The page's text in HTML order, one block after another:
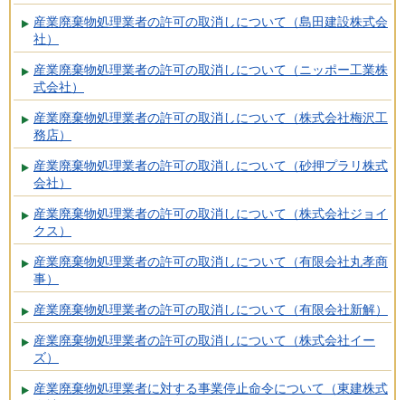
産業廃棄物処理業者の許可の取消しについて（島田建設株式会
社）
産業廃棄物処理業者の許可の取消しについて（ニッポー工業株
式会社）
産業廃棄物処理業者の許可の取消しについて（株式会社梅沢工
務店）
産業廃棄物処理業者の許可の取消しについて（砂押プラリ株式
会社）
産業廃棄物処理業者の許可の取消しについて（株式会社ジョイ
クス）
産業廃棄物処理業者の許可の取消しについて（有限会社丸孝商
事）
産業廃棄物処理業者の許可の取消しについて（有限会社新解）
産業廃棄物処理業者の許可の取消しについて（株式会社イー
ズ）
産業廃棄物処理業者に対する事業停止命令について（東建株式